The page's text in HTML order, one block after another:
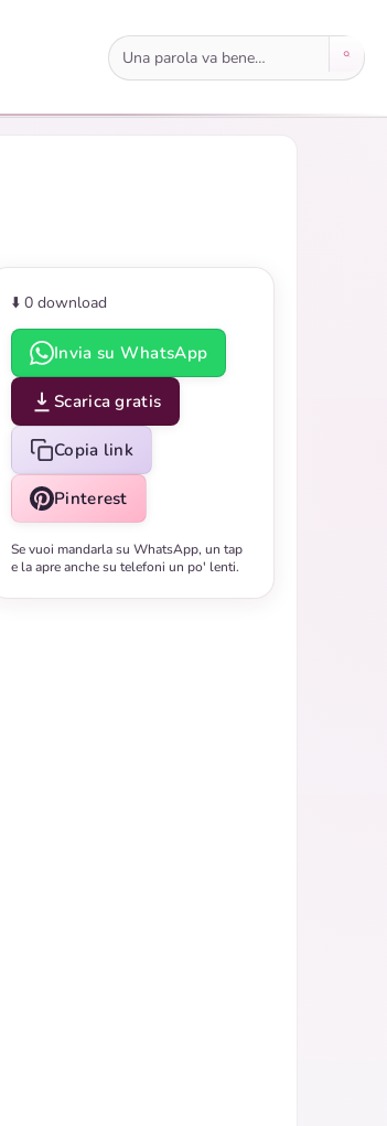
Cerca immagini
⬇️ 0 download
Invia su WhatsApp
Scarica gratis
Copia link
Pinterest
Se vuoi mandarla su WhatsApp, un tap
e la apre anche su telefoni un po' lenti.